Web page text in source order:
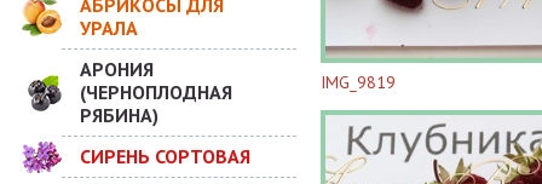
АБРИКОСЫ ДЛЯ
УРАЛА
АРОНИЯ
(ЧЕРНОПЛОДНАЯ
РЯБИНА)
СИРЕНЬ СОРТОВАЯ
IMG_9819